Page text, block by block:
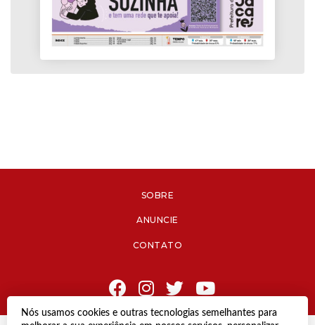
Nós usamos cookies e outras tecnologias semelhantes para
SOBRE
ANUNCIE
CONTATO